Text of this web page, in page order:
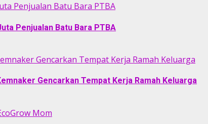
Penjualan Batu Bara PTBA
Penjualan Batu Bara PTBA
Gencarkan Tempat Kerja Ramah Keluarga
Gencarkan Tempat Kerja Ramah Keluarga
Mom